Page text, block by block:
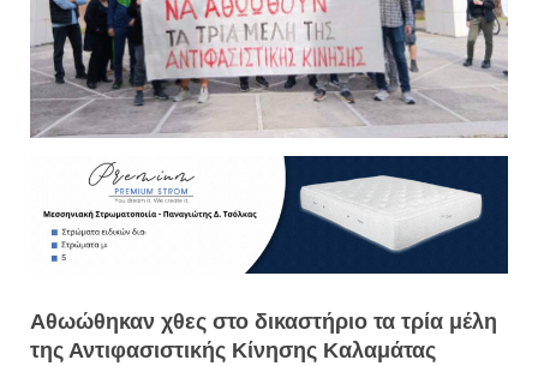
Aθωώθηκαν χθες στο δικαστήριο τα τρία μέλη
της Αντιφασιστικής Κίνησης Καλαμάτας